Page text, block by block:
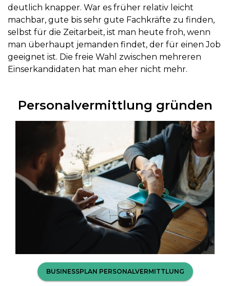
deutlich knapper. War es früher relativ leicht
machbar, gute bis sehr gute Fachkräfte zu finden,
selbst für die Zeitarbeit, ist man heute froh, wenn
man überhaupt jemanden findet, der für einen Job
geeignet ist. Die freie Wahl zwischen mehreren
Einserkandidaten hat man eher nicht mehr.
Personalvermittlung gründen
BUSINESSPLAN PERSONALVERMITTLUNG